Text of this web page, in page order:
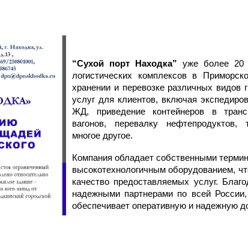
“Сухой порт Находка” уже более 20
логистических комплексов в
хранении и перевозке различных видов
услуг для клиентов, включая
ЖД, приведение контейнеров в
вагонов, перевалку нефтепродуктов,
многое другое.
Компания обладает собственными
высокотехнологичным оборудованием,
качество предоставляемых услуг.
надежными партнерами по всей
обеспечивает оперативную и надежную